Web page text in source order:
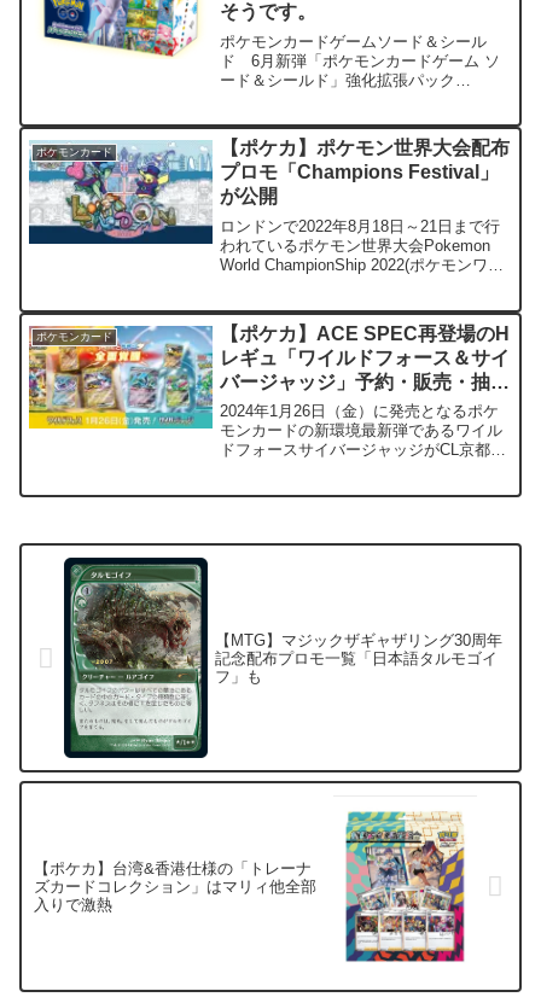
そうです。
ポケモンカードゲームソード＆シール
ド 6月新弾「ポケモンカードゲーム ソ
ード＆シールド」強化拡張パック
が徐々に判明してきました。 当初塩ボ
ック...
ポケモンカード
【ポケカ】ポケモン世界大会配布
プロモ「Champions Festival」
が公開
ロンドンで2022年8月18日～21日まで行
われているポケモン世界大会Pokemon
World ChampionShip 2022(ポケモンワー
まし...
ポケモンカード
【ポケカ】ACE SPEC再登場のH
レギュ「ワイルドフォース＆サイ
バージャッジ」予約・販売・抽選
は？
2024年1月26日（金）に発売となるポケ
モンカードの新環境最新弾であるワイル
ドフォースサイバージャッジがCL京都
【MTG】マジックザギャザリング30周年
記念配布プロモ一覧「日本語タルモゴイ
フ」も
【ポケカ】台湾&香港仕様の「トレーナ
ズカードコレクション」はマリィ他全部
入りで激熱